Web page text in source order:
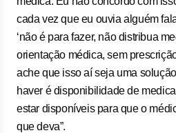
cada vez que eu ouvia alguém
‘não é para fazer, não distribua
orientação médica, sem
ache que isso aí seja uma
haver é disponibilidade de
estar disponíveis para que o
que deva”.